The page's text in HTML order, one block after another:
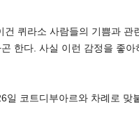
건 퀴라소 사람들의 기쁨과 관
한다. 사실 이런 감정을 좋
일 코트디부아르와 차례로 맞